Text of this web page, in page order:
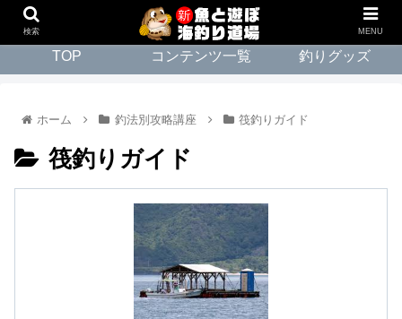
TOP コンテンツ一覧 釣りグッズ
ホーム 釣法別攻略講座 筏釣りガイド
筏釣りガイド
検索 MENU